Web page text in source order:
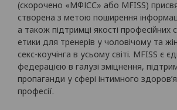
(скорочено «МФІСС» або MFISS)
створена з метою поширення
а також підтримці якості професійних
етики для тренерів у чоловічому та
секс-коучінга в усьому світі. MFISS є
федерацією в галузі зміцнення,
пропаганди у сфері інтимного
професії.